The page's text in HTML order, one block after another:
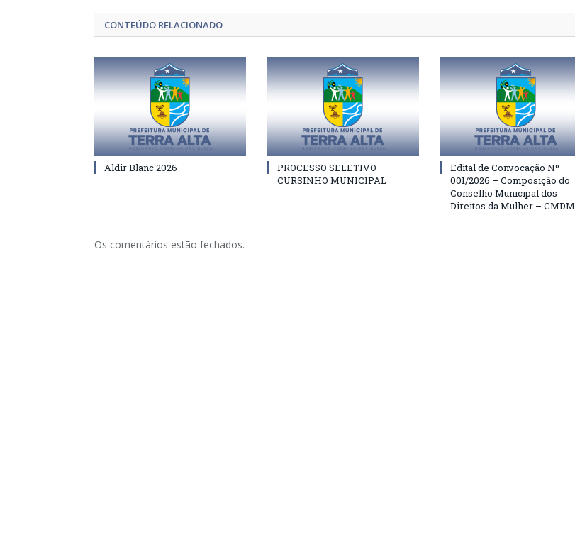
CONTEÚDO RELACIONADO
Aldir Blanc 2026
PROCESSO SELETIVO
CURSINHO MUNICIPAL
Edital de Convocação Nº
001/2026 – Composição do
Conselho Municipal dos
Direitos da Mulher – CMDM
Os comentários estão fechados.